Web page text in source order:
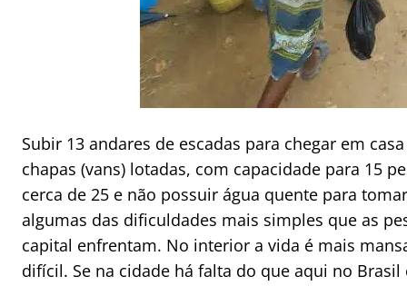
Subir 13 andares de escadas para chegar em
chapas (vans) lotadas, com capacidade para 15
cerca de 25 e não possuir água quente para
algumas das dificuldades mais simples que as
capital enfrentam. No interior a vida é mais
difícil. Se na cidade há falta do que aqui no